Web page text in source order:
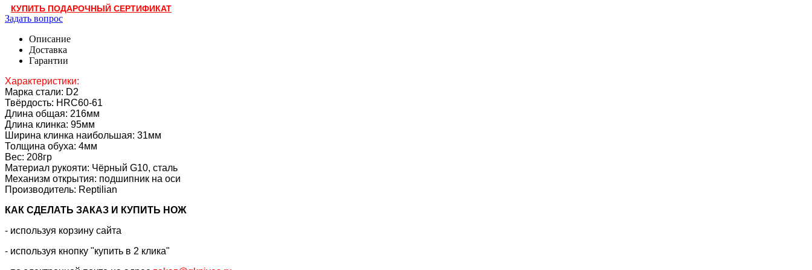
КУПИТЬ ПОДАРОЧНЫЙ СЕРТИФИКАТ
Задать вопрос
Описание
Доставка
Гарантии
Характеристики:
Марка стали: D2
Твёрдость: HRC60-61
Длина общая: 216мм
Длина клинка: 95мм
Ширина клинка наибольшая: 31мм
Толщина обуха: 4мм
Вес: 208гр
Материал рукояти: Чёрный G10, сталь
Механизм открытия: подшипник на оси
Производитель: Reptilian
КАК CДЕЛАТЬ ЗАКАЗ И КУПИТЬ НОЖ
- используя корзину сайта
- используя кнопку "купить в 2 клика"